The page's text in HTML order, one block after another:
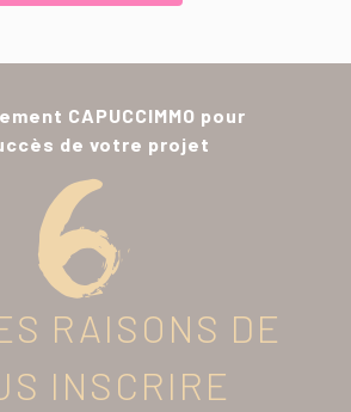
CAPUCCIMMO pour
de votre projet
RAISONS DE
INSCRIRE